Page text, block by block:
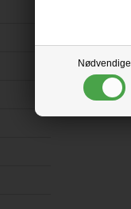
Nødvendige